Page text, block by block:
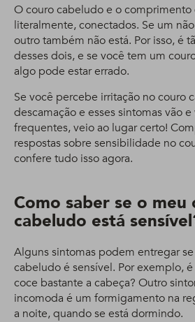
O couro cabeludo e o comprimento
literalmente, conectados. Se um
outro também não está. Por isso, é
desses dois, e se você tem um
algo pode estar errado.
Se você percebe irritação no couro
descamação e esses sintomas vão
frequentes, veio ao lugar certo!
respostas sobre sensibilidade no
confere tudo isso agora.
Como saber se o meu
cabeludo está
Alguns sintomas podem entregar
cabeludo é sensível. Por exemplo,
coce bastante a cabeça? Outro
incomoda é um formigamento na
a noite, quando se está dormindo.